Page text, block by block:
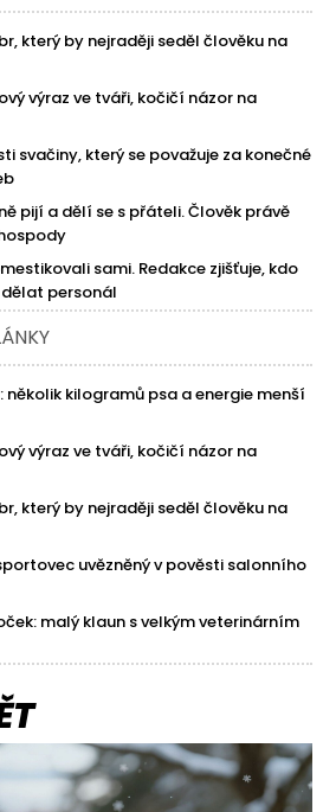
který by nejraději seděl člověku na
výraz ve tváři, kočičí názor na
svačiny, který se považuje za konečné
pijí a dělí se s přáteli. Člověk právě
sami. Redakce zjišťuje, kdo
personál
několik kilogramů psa a energie menší
výraz ve tváři, kočičí názor na
který by nejraději seděl člověku na
uvězněný v pověsti salonního
malý klaun s velkým veterinárním